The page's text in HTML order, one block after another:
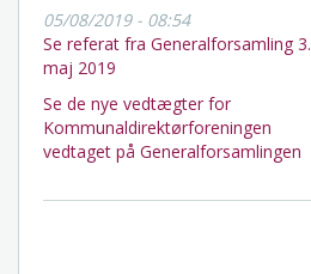
05/08/2019 - 08:54
Se referat fra Generalforsamling 3.
maj 2019
Se de nye vedtægter for
Kommunaldirektørforeningen
vedtaget på Generalforsamlingen